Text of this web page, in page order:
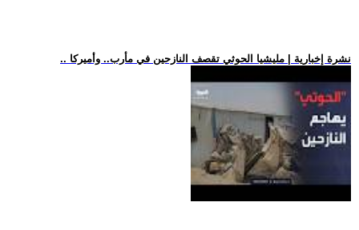
.. نشرة إخبارية | مليشيا الحوثي تقصف النازحين في مأرب.. وأميركا